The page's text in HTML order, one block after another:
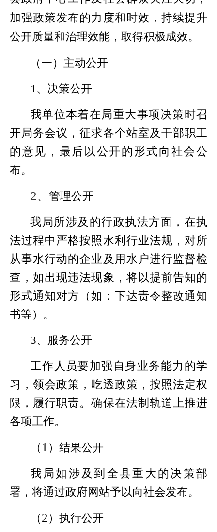
加强政策发布的力度和时效，持续提升
公开质量和治理效能，取得积极成效。
（一）主动公开
1 、决策公开
我单位本着在局重大事项决策时召
开局务会议，征求各个站室及干部职工
的意见，最后以公开的形式向社会公
布。
2、 管理公开
我局所涉及的行政执法方面，在执
法过程中严格按照水利行业法规，对所
从事水行动的企业及用水户进行监督检
查，如出现违法现象，将以提前告知的
形式通知对方（如：下达责令整改通知
书等）。
3、服务公开
工作人员要加强自身业务能力的学
习，领会政策，吃透政策，按照法定权
限，履行职责。确保在法制轨道上推进
各项工作。
（1 ）结果公开
我局如涉及到全县重大的决策部
署，将通过政府网站予以向社会发布。
（2）执行公开